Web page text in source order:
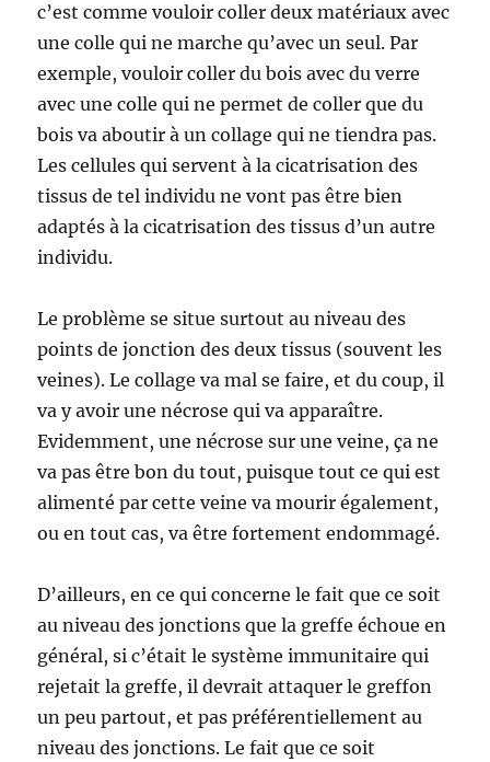
c’est comme vouloir coller deux matériaux avec
une colle qui ne marche qu’avec un seul. Par
exemple, vouloir coller du bois avec du verre
avec une colle qui ne permet de coller que du
bois va aboutir à un collage qui ne tiendra pas.
Les cellules qui servent à la cicatrisation des
tissus de tel individu ne vont pas être bien
adaptés à la cicatrisation des tissus d’un autre
individu.
Le problème se situe surtout au niveau des
points de jonction des deux tissus (souvent les
veines). Le collage va mal se faire, et du coup, il
va y avoir une nécrose qui va apparaître.
Evidemment, une nécrose sur une veine, ça ne
va pas être bon du tout, puisque tout ce qui est
alimenté par cette veine va mourir également,
ou en tout cas, va être fortement endommagé.
D’ailleurs, en ce qui concerne le fait que ce soit
au niveau des jonctions que la greffe échoue en
général, si c’était le système immunitaire qui
rejetait la greffe, il devrait attaquer le greffon
un peu partout, et pas préférentiellement au
niveau des jonctions. Le fait que ce soit